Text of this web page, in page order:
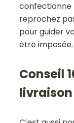
confectionne
reprochez
pour guider
être imposée.
Conseil
livraison